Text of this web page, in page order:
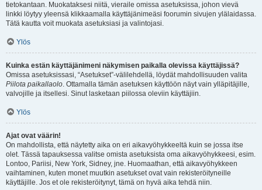
tietokantaan. Muokataksesi niitä, vieraile omissa asetuksissa, johon vievä
linkki löytyy yleensä klikkaamalla käyttäjänimeäsi foorumin sivujen ylälaidassa.
Tätä kautta voit muokata asetuksiasi ja valintojasi.
Ylös
Kuinka estän käyttäjänimeni näkymisen paikalla olevissa käyttäjissä?
Omissa asetuksissasi, “Asetukset”-välilehdellä, löydät mahdollisuuden valita
Piilota paikallaolo. Ottamalla tämän asetuksen käyttöön näyt vain ylläpitäjille,
valvojille ja itsellesi. Sinut lasketaan piilossa oleviin käyttäjiin.
Ylös
Ajat ovat väärin!
On mahdollista, että näytetty aika on eri aikavyöhykkeeltä kuin se jossa itse
olet. Tässä tapauksessa valitse omista asetuksista oma aikavyöhykkeesi, esim.
Lontoo, Pariisi, New York, Sidney, jne. Huomaathan, että aikavyöhykkeen
vaihtaminen, kuten monet muutkin asetukset ovat vain rekisteröityneille
käyttäjille. Jos et ole rekisteröitynyt, tämä on hyvä aika tehdä niin.